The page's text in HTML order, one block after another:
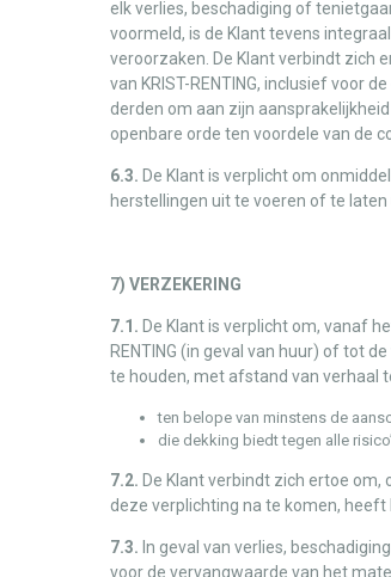
elk verlies, beschadiging of
voormeld, is de Klant tevens
veroorzaken. De Klant verbindt zich
van KRIST-RENTING, inclusief voor
derden om aan zijn
openbare orde ten voordele van de
6.3. De Klant is verplicht om
herstellingen uit te voeren of te
7) VERZEKERING
7.1. De Klant is verplicht om, vanaf
RENTING (in geval van huur) of tot
te houden, met afstand van verhaal
ten belope van minstens de
die dekking biedt tegen alle
7.2. De Klant verbindt zich ertoe om,
deze verplichting na te komen, heeft
7.3. In geval van verlies,
voor de vervangwaarde van het